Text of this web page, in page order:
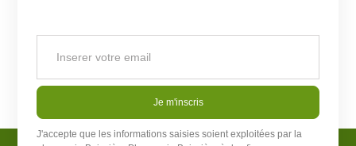
Je m'inscris
J'accepte que les informations saisies soient exploitées par la